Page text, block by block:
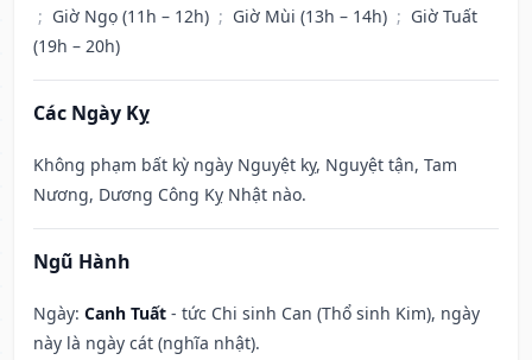
; Giờ Ngọ (11h – 12h) ; Giờ Mùi (13h – 14h) ; Giờ Tuất
(19h – 20h)
Các Ngày Kỵ
Không phạm bất kỳ ngày Nguyệt kỵ, Nguyệt tận, Tam
Nương, Dương Công Kỵ Nhật nào.
Ngũ Hành
Ngày: Canh Tuất - tức Chi sinh Can (Thổ sinh Kim), ngày
này là ngày cát (nghĩa nhật).